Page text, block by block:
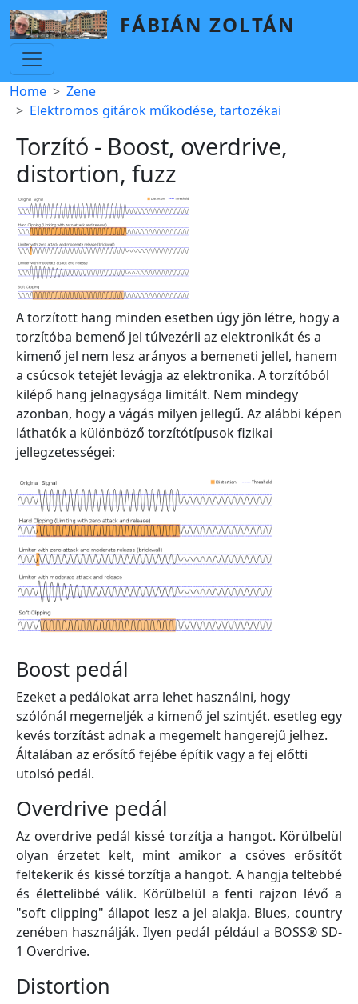
Skip to main content
FÁBIÁN ZOLTÁN
Breadcrumb
Home
Zene
Elektromos gitárok működése, tartozékai
Torzító - Boost, overdrive,
distortion, fuzz
A torzított hang minden esetben úgy jön létre, hogy a
torzítóba bemenő jel túlvezérli az elektronikát és a
kimenő jel nem lesz arányos a bemeneti jellel, hanem
a csúcsok tetejét levágja az elektronika. A torzítóból
kilépő hang jelnagysága limitált. Nem mindegy
azonban, hogy a vágás milyen jellegű. Az alábbi képen
láthatók a különböző torzítótípusok fizikai
jellegzetességei:
Boost pedál
Ezeket a pedálokat arra lehet használni, hogy
szólónál megemeljék a kimenő jel szintjét. esetleg egy
kevés torzítást adnak a megemelt hangerejű jelhez.
Általában az erősítő fejébe építik vagy a fej előtti
utolsó pedál.
Overdrive pedál
Az overdrive pedál kissé torzítja a hangot. Körülbelül
olyan érzetet kelt, mint amikor a csöves erősítőt
feltekerik és kissé torzítja a hangot. A hangja teltebbé
és élettelibbé válik. Körülbelül a fenti rajzon lévő a
"soft clipping" állapot lesz a jel alakja. Blues, country
zenében használják. Ilyen pedál például a BOSS® SD-
1 Overdrive.
Distortion